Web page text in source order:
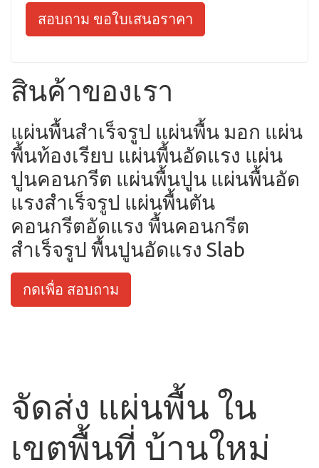
สอบถาม ขอใบเสนอราคา
สินค้าของเรา
แผ่นพื้นสำเร็จรูป แผ่นพื้น มอก แผ่น
พื้นท้องเรียบ แผ่นพื้นอัดแรง แผ่น
ปูนคอนกรีต แผ่นพื้นปูน แผ่นพื้นอัด
แรงสำเร็จรูป แผ่นพื้นตัน
คอนกรีตอัดแรง พื้นคอนกรีต
สำเร็จรูป พื้นปูนอัดแรง Slab
กดเพื่อ สอบถาม
จัดส่ง แผ่นพื้น ใน
เขตพื้นที่ บ้านใหม่